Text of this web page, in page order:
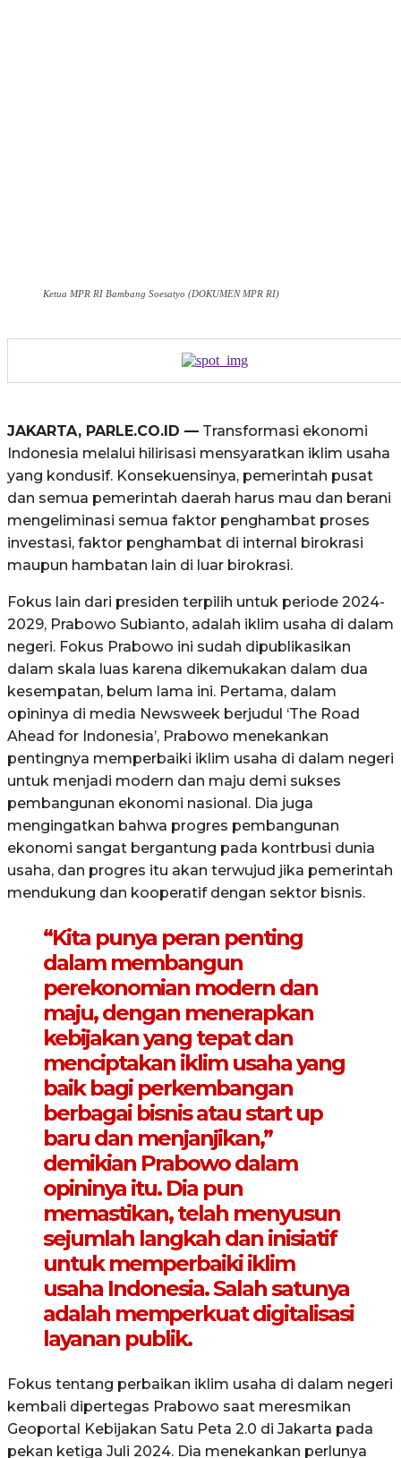
Ketua MPR RI Bambang Soesatyo (DOKUMEN MPR RI)
JAKARTA, PARLE.CO.ID — Transformasi ekonomi
Indonesia melalui hilirisasi mensyaratkan iklim usaha
yang kondusif. Konsekuensinya, pemerintah pusat
dan semua pemerintah daerah harus mau dan berani
mengeliminasi semua faktor penghambat proses
investasi, faktor penghambat di internal birokrasi
maupun hambatan lain di luar birokrasi.
Fokus lain dari presiden terpilih untuk periode 2024-
2029, Prabowo Subianto, adalah iklim usaha di dalam
negeri. Fokus Prabowo ini sudah dipublikasikan
dalam skala luas karena dikemukakan dalam dua
kesempatan, belum lama ini. Pertama, dalam
opininya di media Newsweek berjudul ‘The Road
Ahead for Indonesia’, Prabowo menekankan
pentingnya memperbaiki iklim usaha di dalam negeri
untuk menjadi modern dan maju demi sukses
pembangunan ekonomi nasional. Dia juga
mengingatkan bahwa progres pembangunan
ekonomi sangat bergantung pada kontrbusi dunia
usaha, dan progres itu akan terwujud jika pemerintah
mendukung dan kooperatif dengan sektor bisnis.
“Kita punya peran penting
dalam membangun
perekonomian modern dan
maju, dengan menerapkan
kebijakan yang tepat dan
menciptakan iklim usaha yang
baik bagi perkembangan
berbagai bisnis atau start up
baru dan menjanjikan,”
demikian Prabowo dalam
opininya itu. Dia pun
memastikan, telah menyusun
sejumlah langkah dan inisiatif
untuk memperbaiki iklim
usaha Indonesia. Salah satunya
adalah memperkuat digitalisasi
layanan publik.
Fokus tentang perbaikan iklim usaha di dalam negeri
kembali dipertegas Prabowo saat meresmikan
Geoportal Kebijakan Satu Peta 2.0 di Jakarta pada
pekan ketiga Juli 2024. Dia menekankan perlunya